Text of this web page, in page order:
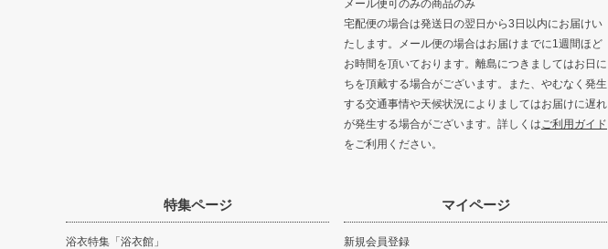
メール便可のみの商品のみ
宅配便の場合は発送日の翌日から3日以内にお届けい
たします。メール便の場合はお届けまでに1週間ほど
お時間を頂いております。離島につきましてはお日に
ちを頂戴する場合がございます。また、やむなく発生
する交通事情や天候状況によりましてはお届けに遅れ
が発生する場合がございます。詳しくはご利用ガイド
をご利用ください。
特集ページ
浴衣特集「浴衣館」
マイページ
新規会員登録